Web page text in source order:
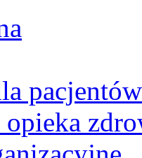
pacjentów
opieka